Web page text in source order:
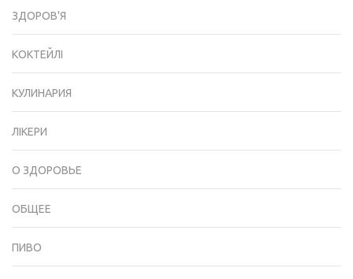
ЗДОРОВ'Я
КОКТЕЙЛІ
КУЛИНАРИЯ
ЛІКЕРИ
О ЗДОРОВЬЕ
ОБЩЕЕ
ПИВО